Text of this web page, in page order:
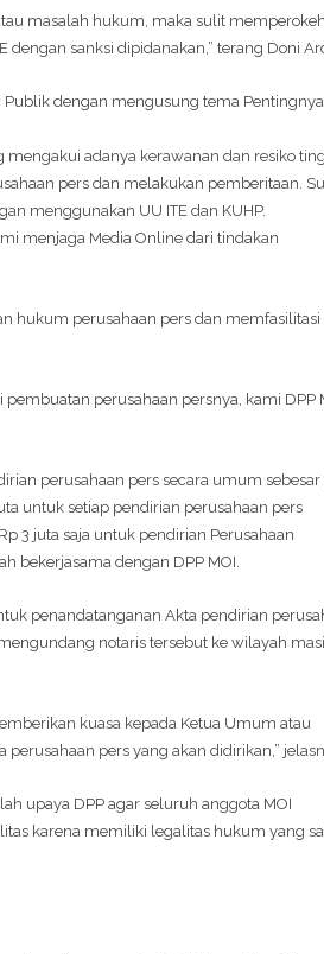
masalah hukum, maka sulit memperokeh
sanksi dipidanakan,” terang Doni
Publik dengan mengusung tema Pentingnya
adanya kerawanan dan resiko
pers dan melakukan pemberitaan.
menggunakan UU ITE dan KUHP.
menjaga Media Online dari tindakan
hukum perusahaan pers dan memfasilitasi
perusahaan persnya, kami DPP
perusahaan pers secara umum sebesar
untuk setiap pendirian perusahaan pers
3 juta saja untuk pendirian Perusahaan
bekerjasama dengan DPP MOI.
penandatanganan Akta pendirian
notaris tersebut ke wilayah
kuasa kepada Ketua Umum atau
pers yang akan didirikan,”
upaya DPP agar seluruh anggota MOI
karena memiliki legalitas hukum yang